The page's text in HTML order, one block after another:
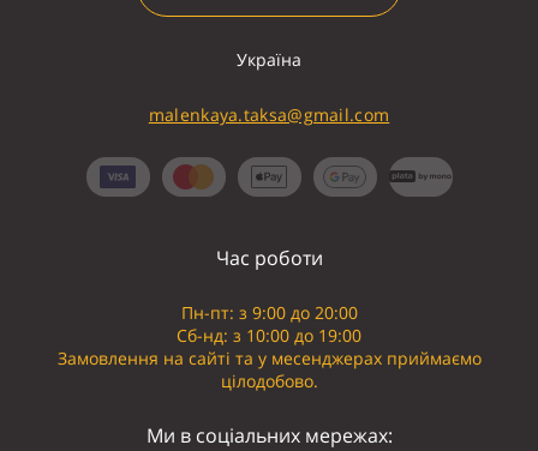
Україна
malenkaya.taksa@gmail.com
Час роботи
Пн-пт: з 9:00 до 20:00
Сб-нд: з 10:00 до 19:00
Замовлення на сайті та у месенджерах приймаємо
цілодобово.
Ми в соціальних мережах: